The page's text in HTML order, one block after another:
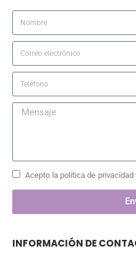
Acepto la política de
INFORMACIÓN DE